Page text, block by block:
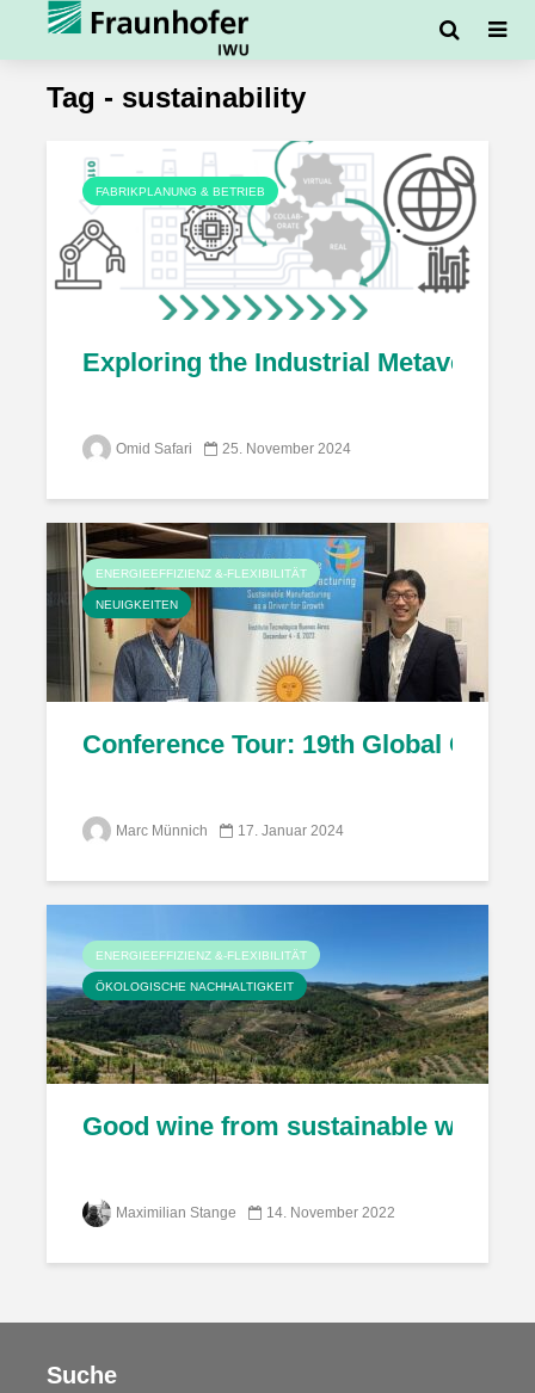
Tag - sustainability
FABRIKPLANUNG & BETRIEB
Exploring the Industrial Metaverse
Omid Safari 25. November 2024
ENERGIEEFFIZIENZ &-FLEXIBILITÄT
NEUIGKEITEN
Conference Tour: 19th Global
Marc Münnich 17. Januar 2024
ENERGIEEFFIZIENZ &-FLEXIBILITÄT
ÖKOLOGISCHE NACHHALTIGKEIT
Good wine from sustainable
Maximilian Stange 14. November 2022
Suche